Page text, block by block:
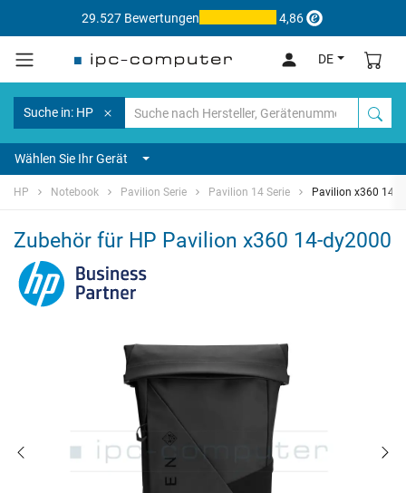
29.527 Bewertungen 4,86
DE
Suche in: HP
Wählen Sie Ihr Gerät
HP Notebook Pavilion Serie Pavilion 14 Serie Pavilion x360 14-
Zubehör für HP Pavilion x360 14-dy2000